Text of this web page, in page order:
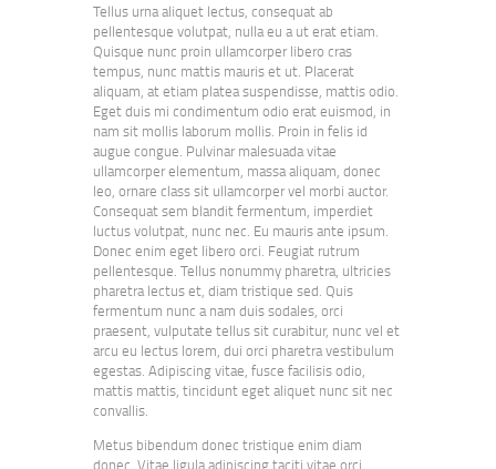
Tellus urna aliquet lectus, consequat ab
pellentesque volutpat, nulla eu a ut erat etiam.
Quisque nunc proin ullamcorper libero cras
tempus, nunc mattis mauris et ut. Placerat
aliquam, at etiam platea suspendisse, mattis odio.
Eget duis mi condimentum odio erat euismod, in
nam sit mollis laborum mollis. Proin in felis id
augue congue. Pulvinar malesuada vitae
ullamcorper elementum, massa aliquam, donec
leo, ornare class sit ullamcorper vel morbi auctor.
Consequat sem blandit fermentum, imperdiet
luctus volutpat, nunc nec. Eu mauris ante ipsum.
Donec enim eget libero orci. Feugiat rutrum
pellentesque. Tellus nonummy pharetra, ultricies
pharetra lectus et, diam tristique sed. Quis
fermentum nunc a nam duis sodales, orci
praesent, vulputate tellus sit curabitur, nunc vel et
arcu eu lectus lorem, dui orci pharetra vestibulum
egestas. Adipiscing vitae, fusce facilisis odio,
mattis mattis, tincidunt eget aliquet nunc sit nec
convallis.
Metus bibendum donec tristique enim diam